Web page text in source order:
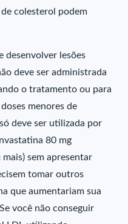
colesterol podem
desenvolver lesões
deve ser administrada
o tratamento ou para
menores de
deve ser utilizada por
80 mg
sem apresentar
tomar outros
que aumentariam sua
você não conseguir